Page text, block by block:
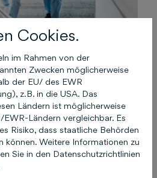
Werte und wie es ist,
Cookies.
im Rahmen von der
Zwecken möglicherweise
der EU/ des EWR
z.B. in die USA. Das
Ländern ist möglicherweise
Ländern vergleichbar. Es
Risiko, dass staatliche Behörden
können. Weitere Informationen zu
Sie in den Datenschutzrichtlinien